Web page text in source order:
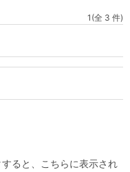
1(全 3 件)
ると、こちらに表示され